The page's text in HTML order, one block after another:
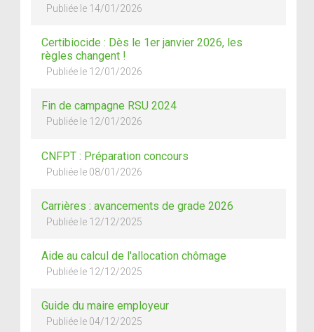
Publiée le 14/01/2026
Certibiocide : Dès le 1er janvier 2026, les
règles changent !
Publiée le 12/01/2026
Fin de campagne RSU 2024
Publiée le 12/01/2026
CNFPT : Préparation concours
Publiée le 08/01/2026
Carrières : avancements de grade 2026
Publiée le 12/12/2025
Aide au calcul de l'allocation chômage
Publiée le 12/12/2025
Guide du maire employeur
Publiée le 04/12/2025